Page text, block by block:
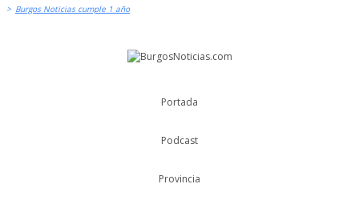
> Burgos Noticias cumple 1 año
Portada
Podcast
Provincia